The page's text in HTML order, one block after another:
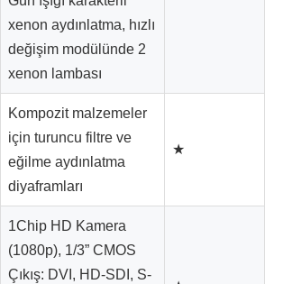
xenon aydınlatma, hızlı
değişim modülünde 2
xenon lambası
Kompozit malzemeler
için turuncu filtre ve
eğilme aydınlatma
diyaframları
★
1Chip HD Kamera
(1080p), 1/3” CMOS
Çıkış: DVI, HD-SDI, S-